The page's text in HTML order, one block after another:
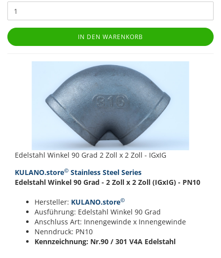
IN DEN WARENKORB
Edelstahl Winkel 90 Grad 2 Zoll x 2 Zoll - IGxIG
KULANO.store© Stainless Steel Series
Edelstahl Winkel 90 Grad - 2 Zoll x 2 Zoll (IGxIG) - PN10
Hersteller: KULANO.store©
Ausführung: Edelstahl Winkel 90 Grad
Anschluss Art: Innengewinde x Innengewinde
Nenndruck: PN10
Kennzeichnung: Nr.90 / 301 V4A Edelstahl